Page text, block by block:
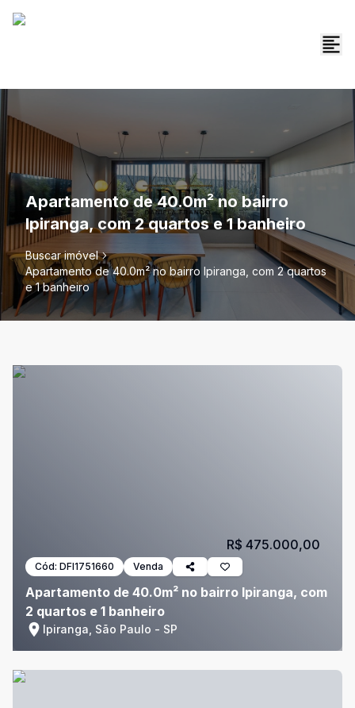
Apartamento de 40.0m² no bairro
Ipiranga, com 2 quartos e 1 banheiro
Buscar imóvel
Apartamento de 40.0m² no bairro Ipiranga, com 2 quartos
e 1 banheiro
Cód: DFI1751660 Venda
Apartamento de 40.0m² no bairro Ipiranga, com
2 quartos e 1 banheiro
Ipiranga, São Paulo - SP
R$ 475.000,00